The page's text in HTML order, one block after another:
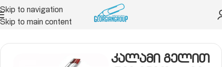
Skip to navigation
Skip to main content
საშუალებები
კალამი გელით